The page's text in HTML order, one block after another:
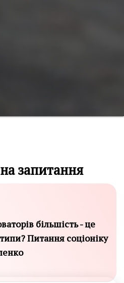
запитання
більшість - це
типи? Питання соціоніку